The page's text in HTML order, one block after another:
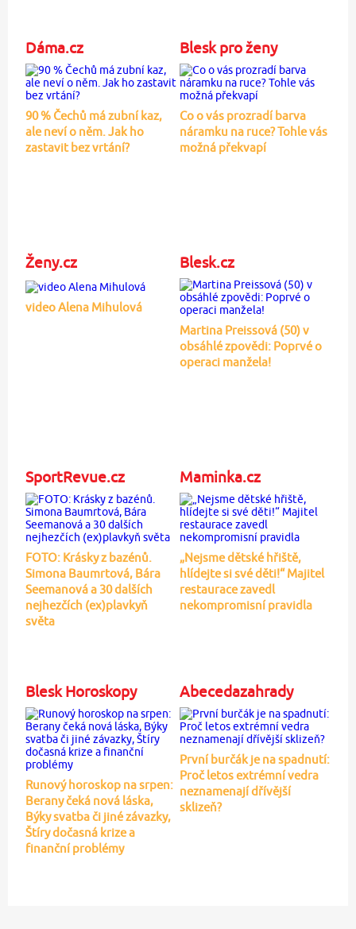
Dáma.cz
90 % Čechů má zubní kaz,
ale neví o něm. Jak ho
zastavit bez vrtání?
Blesk pro ženy
Co o vás prozradí barva
náramku na ruce? Tohle vás
možná překvapí
Ženy.cz
video Alena Mihulová
Blesk.cz
Martina Preissová (50) v
obsáhlé zpovědi: Poprvé o
operaci manžela!
SportRevue.cz
FOTO: Krásky z bazénů.
Simona Baumrtová, Bára
Seemanová a 30 dalších
nejhezčích (ex)plavkyň
světa
Maminka.cz
„Nejsme dětské hřiště,
hlídejte si své děti!“ Majitel
restaurace zavedl
nekompromisní pravidla
Blesk Horoskopy
Runový horoskop na srpen:
Berany čeká nová láska,
Býky svatba či jiné závazky,
Štíry dočasná krize a
finanční problémy
Abecedazahrady
První burčák je na spadnutí:
Proč letos extrémní vedra
neznamenají dřívější
sklizeň?